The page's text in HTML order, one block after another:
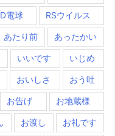
電球 RSウイルス
あたり前 あったかい
いいです いじめ
おいしさ おう吐
お告げ お地蔵様
お渡し お礼です